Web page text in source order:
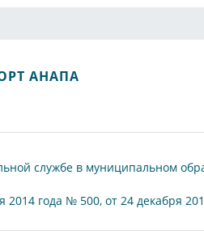
АНАПА
службе в муниципальном
2014 года № 500, от 24 декабря